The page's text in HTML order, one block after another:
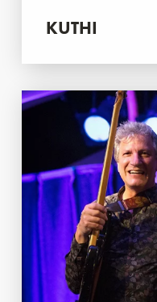
KUTHI